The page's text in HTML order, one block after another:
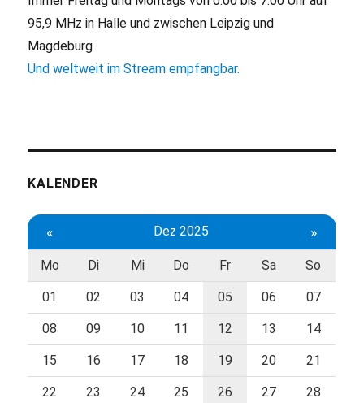
95,9 MHz in Halle und zwischen Leipzig und
Magdeburg
Und weltweit im Stream empfangbar.
KALENDER
« Dez 2025 »
Mo Di Mi Do Fr Sa So
01 02 03 04 05 06 07
08 09 10 11 12 13 14
15 16 17 18 19 20 21
22 23 24 25 26 27 28